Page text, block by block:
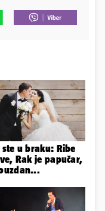
ste u braku: Ribe
Rak je papučar,